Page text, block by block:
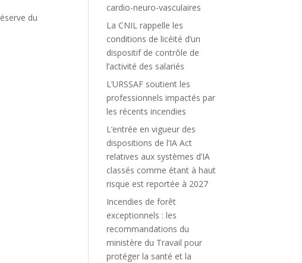
du
cardio-neuro-vasculaires
La CNIL rappelle les
conditions de licéité d’un
dispositif de contrôle de
l’activité des salariés
L’URSSAF soutient les
professionnels impactés par
les récents incendies
L’entrée en vigueur des
dispositions de l’IA Act
relatives aux systèmes d’IA
classés comme étant à haut
risque est reportée à 2027
Incendies de forêt
exceptionnels : les
recommandations du
ministère du Travail pour
protéger la santé et la